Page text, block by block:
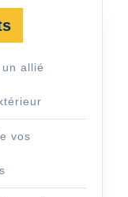
allié
vos